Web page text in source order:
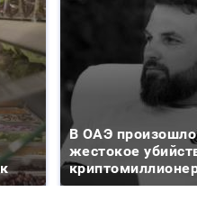
В ОАЭ произошло
жестокое